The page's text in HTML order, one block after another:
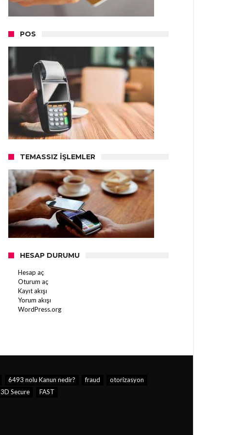
POS
TEMASSIZ İŞLEMLER
HESAP DURUMU
Hesap aç
Oturum aç
Kayıt akışı
Yorum akışı
WordPress.org
6493 nolu Kanun nedir? fraud
otorizasyon
3D Secure FAST